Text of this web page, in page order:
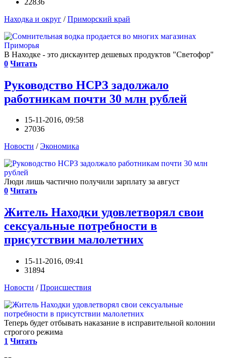
Находка и округ /Приморский край
В Находке - это дискаунтер дешевых продуктов "Светофор"
0 Читать
Руководство НСРЗ задолжало
работникам почти 30 млн рублей
15-11-2016, 09:58
27036
Новости /Экономика
Люди лишь частично получили зарплату за август
0 Читать
Житель Находки удовлетворял свои
сексуальные потребности в
присутствии малолетних
15-11-2016, 09:41
31894
Новости /Происшествия
Теперь будет отбывать наказание в исправительной колонии
строгого режима
1 Читать